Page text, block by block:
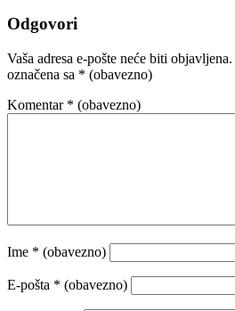
Odgovori
Vaša adresa e-pošte neće biti objavljena.
označena sa * (obavezno)
Komentar * (obavezno)
Ime * (obavezno)
E-pošta * (obavezno)